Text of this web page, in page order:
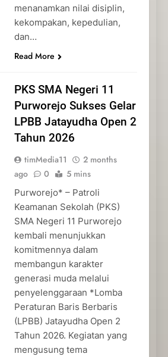
menanamkan nilai disiplin,
kekompakan, kepedulian,
dan…
Read More
PKS SMA Negeri 11
Purworejo Sukses Gelar
LPBB Jatayudha Open 2
Tahun 2026
timMedia11
2 months
ago
0 5 mins
Purworejo* – Patroli
Keamanan Sekolah (PKS)
SMA Negeri 11 Purworejo
kembali menunjukkan
komitmennya dalam
membangun karakter
generasi muda melalui
penyelenggaraan *Lomba
Peraturan Baris Berbaris
(LPBB) Jatayudha Open 2
Tahun 2026. Kegiatan yang
mengusung tema